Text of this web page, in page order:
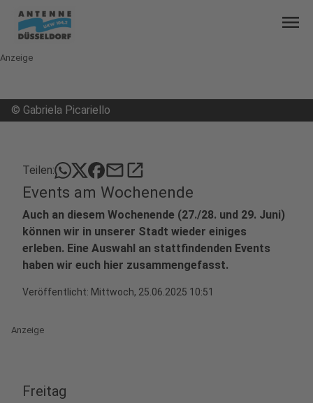
menu
Anzeige
© Gabriela Picariello
Teilen: mailopen_in_new
Events am Wochenende
Auch an diesem Wochenende (27./28. und 29. Juni)
können wir in unserer Stadt wieder einiges
erleben. Eine Auswahl an stattfindenden Events
haben wir euch hier zusammengefasst.
Veröffentlicht: Mittwoch, 25.06.2025 10:51
Anzeige
Freitag